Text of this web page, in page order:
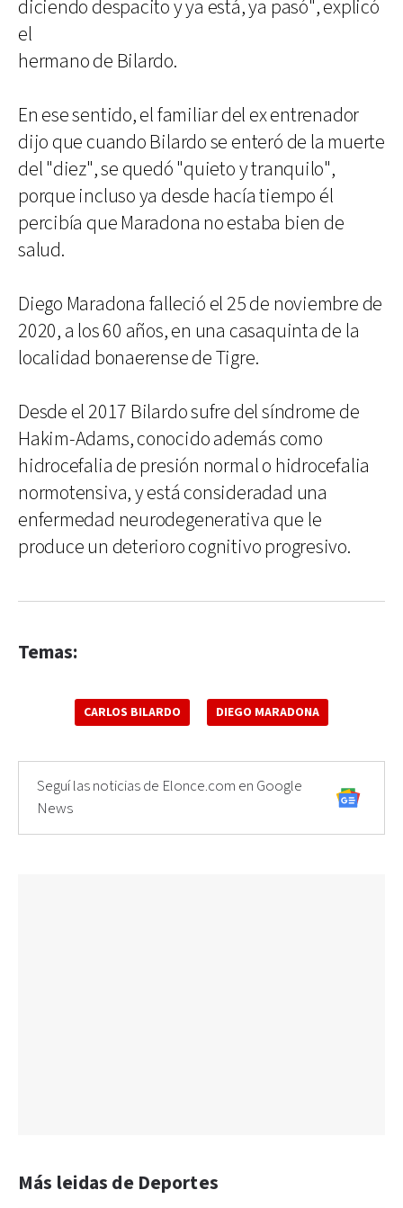
diciendo despacito y ya está, ya pasó", explicó
el
hermano de Bilardo.
En ese sentido, el familiar del ex entrenador
dijo que cuando Bilardo se enteró de la muerte
del "diez", se quedó "quieto y tranquilo",
porque incluso ya desde hacía tiempo él
percibía que Maradona no estaba bien de
salud.
Diego Maradona falleció el 25 de noviembre de
2020, a los 60 años, en una casaquinta de la
localidad bonaerense de Tigre.
Desde el 2017 Bilardo sufre del síndrome de
Hakim-Adams, conocido además como
hidrocefalia de presión normal o hidrocefalia
normotensiva, y está consideradad una
enfermedad neurodegenerativa que le
produce un deterioro cognitivo progresivo.
Temas:
CARLOS BILARDO DIEGO MARADONA
Seguí las noticias de Elonce.com en Google
News
Más leidas de Deportes